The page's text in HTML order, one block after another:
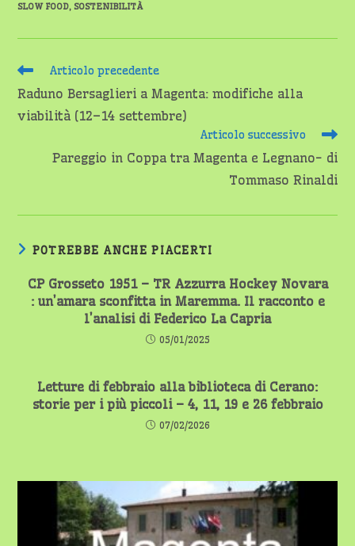
SLOW FOOD, SOSTENIBILITÀ
Leggi
articoli
Articolo precedente
Raduno Bersaglieri a Magenta: modifiche alla
viabilità (12–14 settembre)
Articolo successivo
Pareggio in Coppa tra Magenta e Legnano- di
Tommaso Rinaldi
POTREBBE ANCHE PIACERTI
CP Grosseto 1951 – TR Azzurra Hockey Novara
: un’amara sconfitta in Maremma. Il racconto e
l’analisi di Federico La Capria
05/01/2025
Letture di febbraio alla biblioteca di Cerano:
storie per i più piccoli – 4, 11, 19 e 26 febbraio
07/02/2026